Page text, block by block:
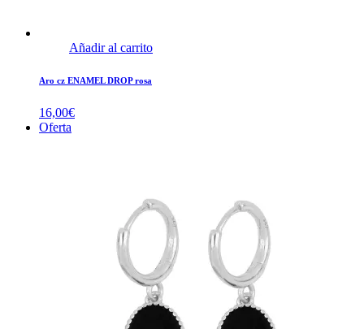
Añadir al carrito
Aro cz ENAMEL DROP rosa
16,00€
Oferta